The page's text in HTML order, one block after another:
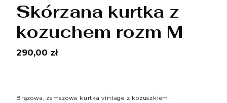
Skórzana kurtka z
kozuchem rozm M
290,00 zł
Brązowa, zamszowa kurtka vintage z kozuszkiem